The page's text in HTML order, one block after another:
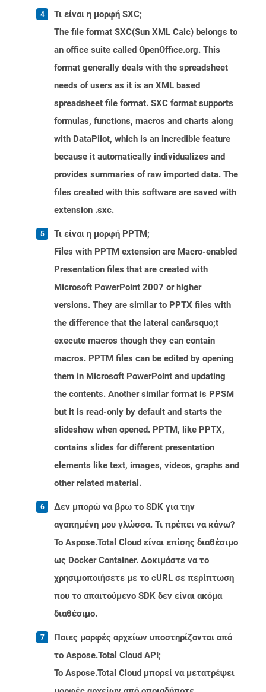
Τι είναι η μορφή SXC;
The file format SXC(Sun XML Calc) belongs to
an office suite called OpenOffice.org. This
format generally deals with the spreadsheet
needs of users as it is an XML based
spreadsheet file format. SXC format supports
formulas, functions, macros and charts along
with DataPilot, which is an incredible feature
because it automatically individualizes and
provides summaries of raw imported data. The
files created with this software are saved with
extension .sxc.
Τι είναι η μορφή PPTM;
Files with PPTM extension are Macro-enabled
Presentation files that are created with
Microsoft PowerPoint 2007 or higher
versions. They are similar to PPTX files with
the difference that the lateral can&rsquo;t
execute macros though they can contain
macros. PPTM files can be edited by opening
them in Microsoft PowerPoint and updating
the contents. Another similar format is PPSM
but it is read-only by default and starts the
slideshow when opened. PPTM, like PPTX,
contains slides for different presentation
elements like text, images, videos, graphs and
other related material.
Δεν μπορώ να βρω το SDK για την
αγαπημένη μου γλώσσα. Τι πρέπει να κάνω?
Το Aspose.Total Cloud είναι επίσης διαθέσιμο
ως Docker Container. Δοκιμάστε να το
χρησιμοποιήσετε με το cURL σε περίπτωση
που το απαιτούμενο SDK δεν είναι ακόμα
διαθέσιμο.
Ποιες μορφές αρχείων υποστηρίζονται από
το Aspose.Total Cloud API;
Το Aspose.Total Cloud μπορεί να μετατρέψει